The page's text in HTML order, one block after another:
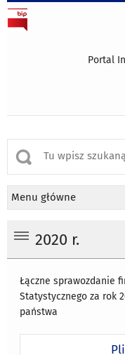
Portal
Menu główne
2020 r.
Łączne sprawozdanie
Statystycznego za rok
państwa